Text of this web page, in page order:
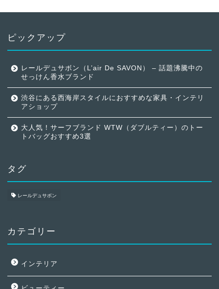
ピックアップ
レールデュサボン（L’air De SAVON） – 話題沸騰中の
せっけん香水ブランド
渋谷にある西海岸スタイルにおすすめな家具・インテリ
アショップ
大人気！サーフブランド WTW（ダブルティー）のトー
トバッグおすすめ3選
タグ
レールデュサボン
カテゴリー
インテリア